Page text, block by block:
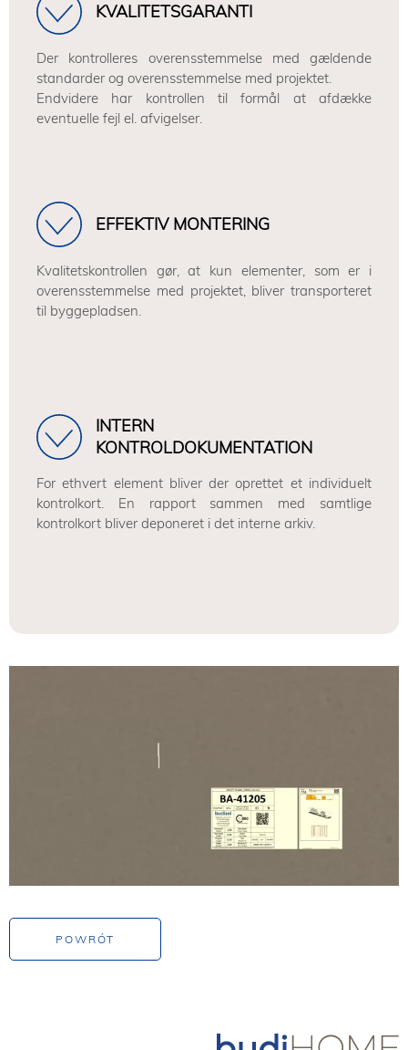
KVALITETSGARANTI
Der kontrolleres overensstemmelse med gældende
standarder og overensstemmelse med projektet.
Endvidere har kontrollen til formål at afdække
eventuelle fejl el. afvigelser.
EFFEKTIV MONTERING
Kvalitetskontrollen gør, at kun elementer, som er i
overensstemmelse med projektet, bliver transporteret
til byggepladsen.
INTERN
KONTROLDOKUMENTATION
For ethvert element bliver der oprettet et individuelt
kontrolkort. En rapport sammen med samtlige
kontrolkort bliver deponeret i det interne arkiv.